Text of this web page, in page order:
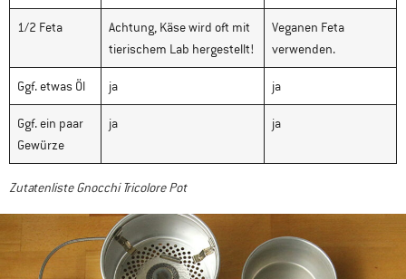
1/2 Feta
Achtung, Käse wird oft mit
tierischem Lab hergestellt!
Veganen Feta
verwenden.
Ggf. etwas Öl ja ja
Ggf. ein paar
Gewürze
ja ja
Zutatenliste Gnocchi Tricolore Pot